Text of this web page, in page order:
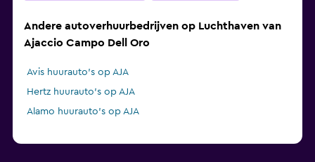
Andere autoverhuurbedrijven op Luchthaven van
Ajaccio Campo Dell Oro
Avis huurauto's op AJA
Hertz huurauto's op AJA
Alamo huurauto's op AJA